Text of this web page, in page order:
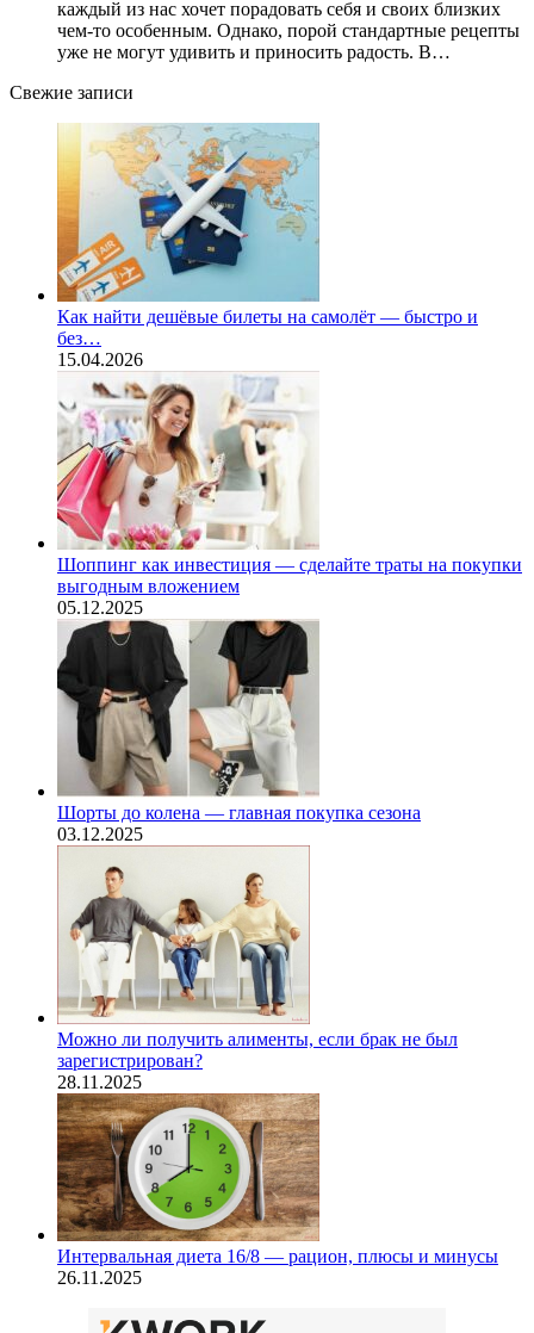
каждый из нас хочет порадовать себя и своих близких
чем-то особенным. Однако, порой стандартные рецепты
уже не могут удивить и приносить радость. В…
Свежие записи
Как найти дешёвые билеты на самолёт — быстро и
без…
15.04.2026
Шоппинг как инвестиция — сделайте траты на покупки
выгодным вложением
05.12.2025
Шорты до колена — главная покупка сезона
03.12.2025
Можно ли получить алименты, если брак не был
зарегистрирован?
28.11.2025
Интервальная диета 16/8 — рацион, плюсы и минусы
26.11.2025